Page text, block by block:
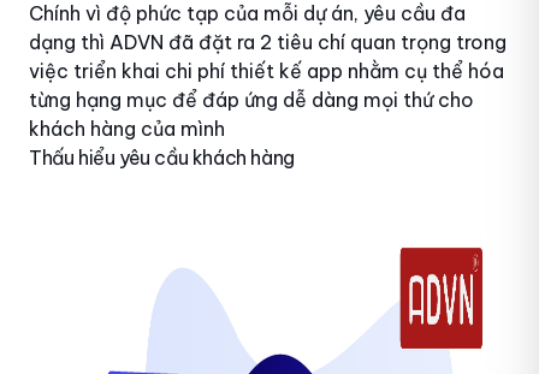
Chính vì độ phức tạp của mỗi dự án, yêu cầu đa
dạng thì ADVN đã đặt ra 2 tiêu chí quan trọng trong
việc triển khai chi phí thiết kế app nhằm cụ thể hóa
từng hạng mục để đáp ứng dễ dàng mọi thứ cho
khách hàng của mình
Thấu hiểu yêu cầu khách hàng